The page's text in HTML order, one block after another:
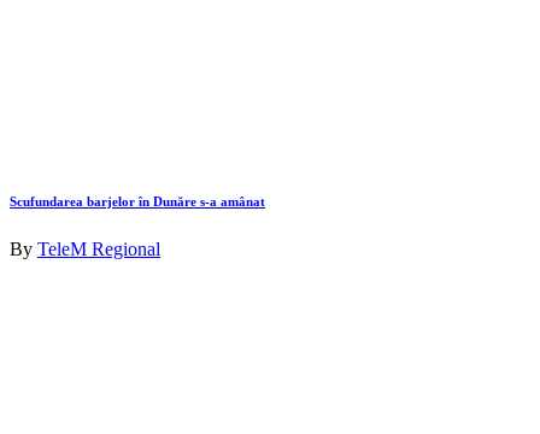
Scufundarea barjelor în Dunăre s-a amânat
By TeleM Regional